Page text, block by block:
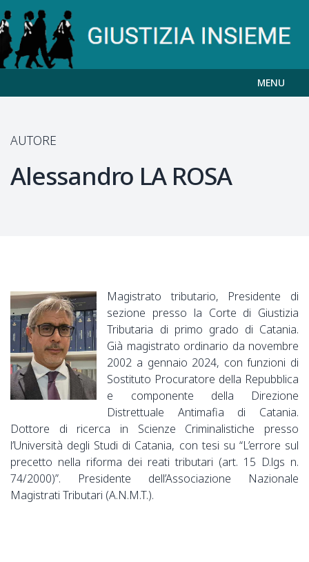
MENU
AUTORE
Alessandro LA ROSA
Magistrato tributario, Presidente di
sezione presso la Corte di Giustizia
Tributaria di primo grado di Catania.
Già magistrato ordinario da novembre
2002 a gennaio 2024, con funzioni di
Sostituto Procuratore della Repubblica
e componente della Direzione
Distrettuale Antimafia di Catania.
Dottore di ricerca in Scienze Criminalistiche presso
l’Università degli Studi di Catania, con tesi su “L’errore sul
precetto nella riforma dei reati tributari (art. 15 D.lgs n.
74/2000)”. Presidente dell’Associazione Nazionale
Magistrati Tributari (A.N.M.T.).